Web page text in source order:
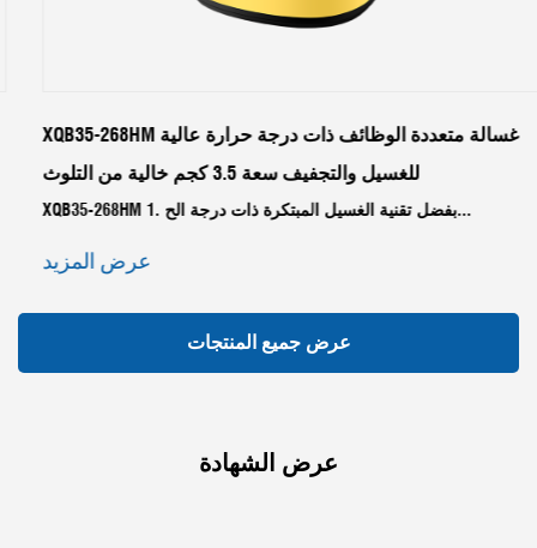
XQB35-268HM غسالة متعددة الوظائف ذات درجة حرارة عالية
للغسيل والتجفيف سعة 3.5 كجم خالية من التلوث
XQB35-268HM 1. بفضل تقنية الغسيل المبتكرة ذات درجة الح...
عرض المزيد
عرض جميع المنتجات
عرض الشهادة